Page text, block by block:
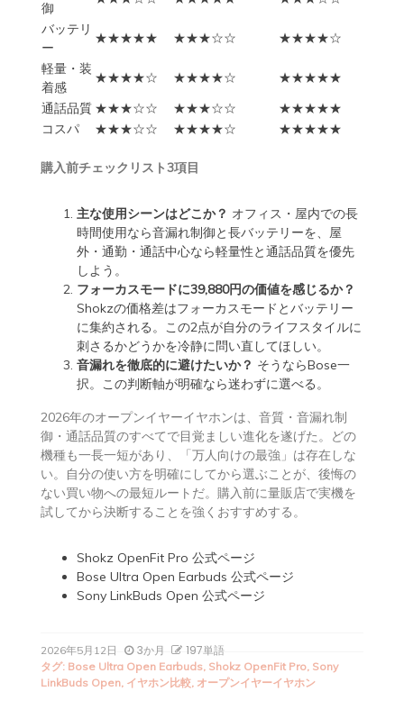
御
バッテリ
ー
★★★★★ ★★★☆☆
★★★★☆
軽量・装
着感
★★★★☆ ★★★★☆
★★★★★
通話品質 ★★★☆☆ ★★★☆☆
★★★★★
コスパ
★★★☆☆ ★★★★☆ ★★★★★
購入前チェックリスト3項目
主な使用シーンはどこか？ オフィス・屋内での長
時間使用なら音漏れ制御と長バッテリーを、屋
外・通勤・通話中心なら軽量性と通話品質を優先
しよう。
フォーカスモードに39,880円の価値を感じるか？
Shokzの価格差はフォーカスモードとバッテリー
に集約される。この2点が自分のライフスタイルに
刺さるかどうかを冷静に問い直してほしい。
音漏れを徹底的に避けたいか？ そうならBose一
択。この判断軸が明確なら迷わずに選べる。
2026年のオープンイヤーイヤホンは、音質・音漏れ制
御・通話品質のすべてで目覚ましい進化を遂げた。どの
機種も一長一短があり、「万人向けの最強」は存在しな
い。自分の使い方を明確にしてから選ぶことが、後悔の
ない買い物への最短ルートだ。購入前に量販店で実機を
試してから決断することを強くおすすめする。
Shokz OpenFit Pro 公式ページ
Bose Ultra Open Earbuds 公式ページ
Sony LinkBuds Open 公式ページ
2026年5月12日 3か月 197単語
タグ: Bose Ultra Open Earbuds, Shokz OpenFit Pro, Sony
LinkBuds Open, イヤホン比較, オープンイヤーイヤホン